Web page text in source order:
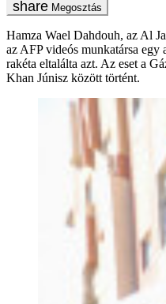
Megosztás
Hamza Wael Dahdouh, az Al
az AFP videós munkatársa
rakéta eltalálta azt. Az eset a
Khan Júnisz között történt.